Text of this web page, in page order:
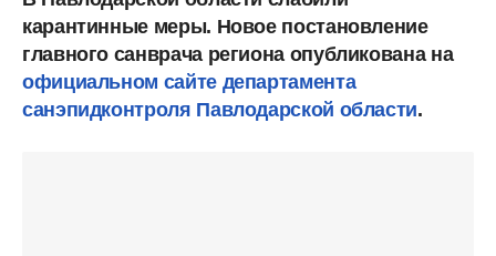
карантинные меры. Новое постановление
главного санврача региона опубликована на
официальном сайте департамента
санэпидконтроля Павлодарской области.